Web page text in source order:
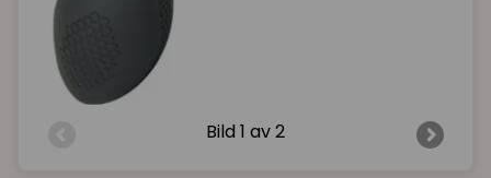
Bild 1 av 2